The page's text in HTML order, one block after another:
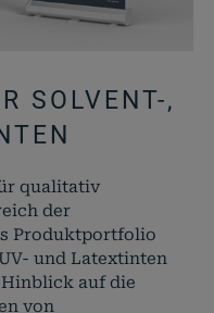
SOLVENT-,
qualitativ
der
Produktportfolio
und Latextinten
auf die
von